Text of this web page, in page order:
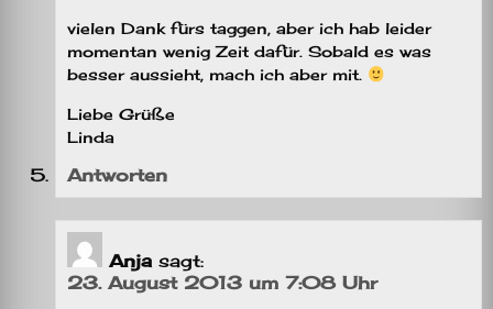
vielen Dank fürs taggen, aber ich hab leider
momentan wenig Zeit dafür. Sobald es was
besser aussieht, mach ich aber mit.
Liebe Grüße
Linda
Antworten
Anja sagt:
23. August 2013 um 7:08 Uhr